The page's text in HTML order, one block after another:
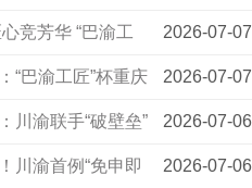
2026-07-07
竞芳华 “巴渝工
质量类赛项开赛 2026-07-07
“巴渝工匠”杯重庆
赛项开赛 2026-07-06
川渝联手“破壁垒”
2026-07-06
川渝首例“免申即